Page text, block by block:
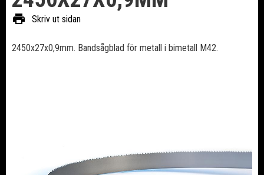
print Skriv ut sidan
2450x27x0,9mm. Bandsågblad för metall i bimetall M42.